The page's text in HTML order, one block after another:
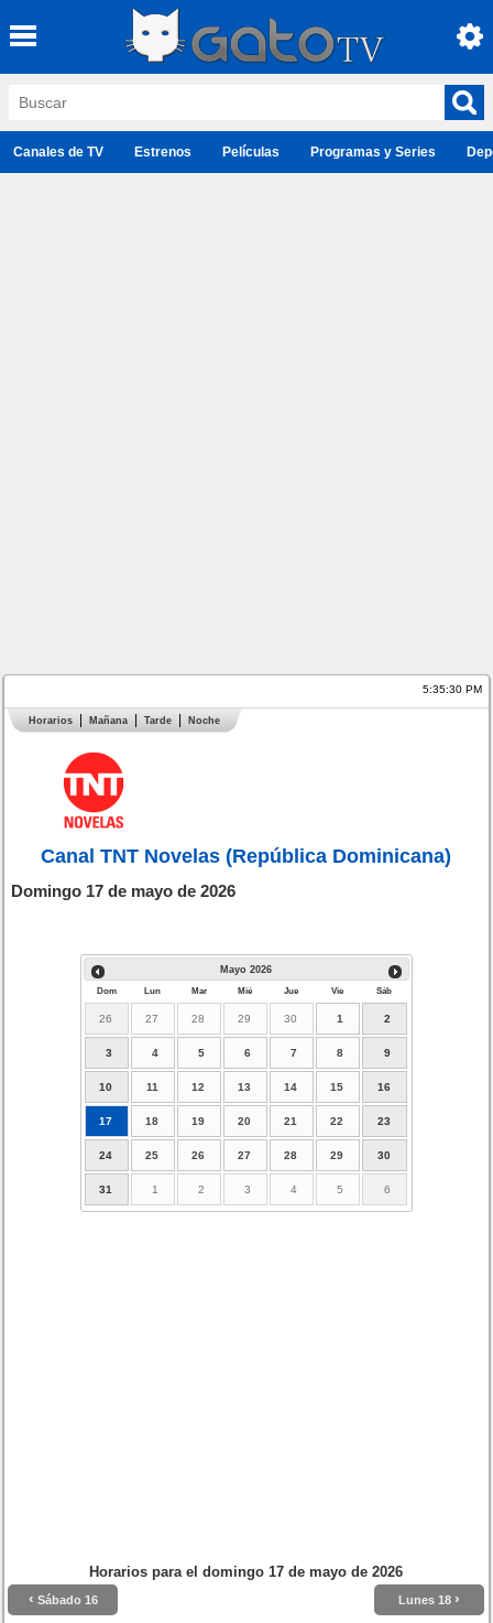
Canales de TV Estrenos Películas Programas y Series
5:35:30 PM
Horarios Mañana Tarde Noche
Canal TNT Novelas (República Dominicana)
Domingo 17 de mayo de 2026
Mayo 2026
Dom Lun Mar Mié Jue Vie Sáb
26 27 28 29 30 1 2
3 4 5 6 7 8 9
10 11 12 13 14 15 16
17 18 19 20 21 22 23
24 25 26 27 28 29 30
31 1 2 3 4 5 6
Horarios para eldomingo 17 de mayo de 2026
‹ Sábado 16 Lunes 18 ›